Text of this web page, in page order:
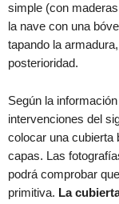
simple (con
la nave con una
tapando la
posterioridad.
Según la
intervenciones del
colocar una cubierta
capas. Las
podrá comprobar
primitiva. La